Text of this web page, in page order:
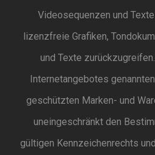
Videosequenzen und
lizenzfreie Grafiken,
und Texte
Internetangebotes
geschützten Marken- und
uneingeschränkt den
gültigen Kennzeichenrechts